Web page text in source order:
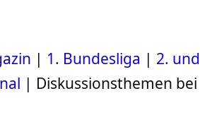
| 1. Bundesliga | 2. und
| Diskussionsthemen bei